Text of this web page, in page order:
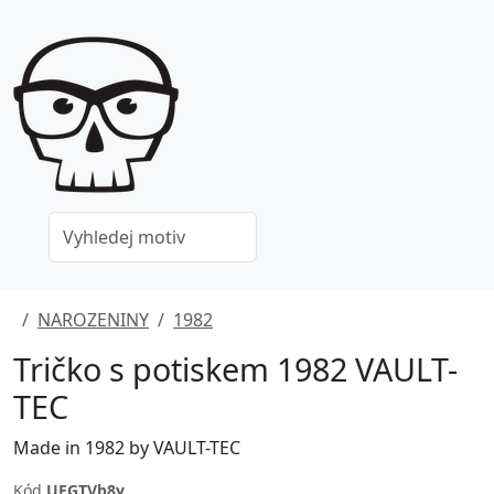
NAROZENINY 1982
Tričko s potiskem 1982 VAULT-
TEC
Made in 1982 by VAULT-TEC